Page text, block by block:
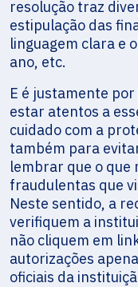
resolução traz
estipulação das
linguagem clara e
ano, etc.
E é justamente
estar atentos a
cuidado com a
também para
lembrar que o que
fraudulentas que
Neste sentido, a
verifiquem a
não cliquem em
autorizações
oficiais da